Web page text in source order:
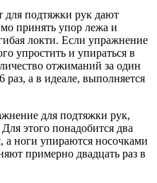
подтяжки рук дают
принять упор лежа и
локти. Если упражнение
упростить и упираться в
отжиманий за один
раз, а в идеале, выполняется
для подтяжки рук,
этого понадобится два
а ноги упираются носочками
примерно двадцать раз в